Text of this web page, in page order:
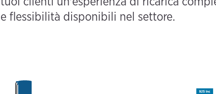
e flessibilità disponibili nel settore.